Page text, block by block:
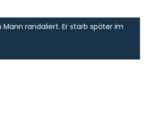
Mann randaliert. Er starb später im